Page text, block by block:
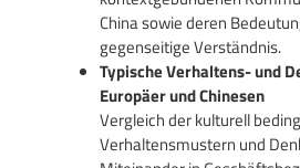
China sowie deren
gegenseitige Verständnis.
Typische Verhaltens- und
Europäer und Chinesen
Vergleich der kulturell
Verhaltensmustern und